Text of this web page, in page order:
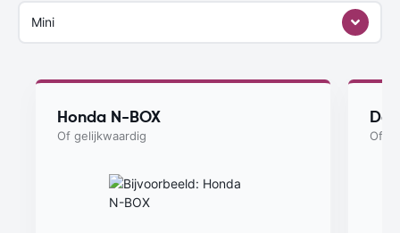
Mini
Honda N-BOX
Of gelijkwaardig Of